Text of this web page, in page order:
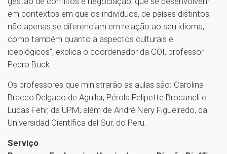
em contextos em que os indivíduos, de países distintos,
não apenas se diferenciam em relação ao seu idioma,
como também quanto a aspectos culturais e
ideológicos”, explica o coordenador da COI, professor
Pedro Buck.
Os professores que ministrarão as aulas são: Carolina
Bracco Delgado de Aguilar, Pérola Felipette Brocaneli e
Lucas Fehr, da UPM, além de André Nery Figueiredo, da
Universidad Científica del Sur, do Peru.
Serviço